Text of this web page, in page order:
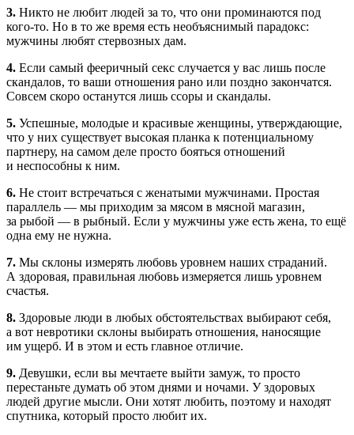
3. Никто не любит людей за то, что они проминаются под
кого-то. Но в то же время есть необъяснимый парадокс:
мужчины любят стервозных дам.
4. Если самый фееричный секс случается у вас лишь после
скандалов, то ваши отношения рано или поздно закончатся.
Совсем скоро останутся лишь ссоры и скандалы.
5. Успешные, молодые и красивые женщины, утверждающие,
что у них существует высокая планка к потенциальному
партнеру, на самом деле просто бояться отношений
и неспособны к ним.
6. Не стоит встречаться с женатыми мужчинами. Простая
параллель — мы приходим за мясом в мясной магазин,
за рыбой — в рыбный. Если у мужчины уже есть жена, то ещё
одна ему не нужна.
7. Мы склоны измерять любовь уровнем наших страданий.
А здоровая, правильная любовь измеряется лишь уровнем
счастья.
8. Здоровые люди в любых обстоятельствах выбирают себя,
а вот невротики склоны выбирать отношения, наносящие
им ущерб. И в этом и есть главное отличие.
9. Девушки, если вы мечтаете выйти замуж, то просто
перестаньте думать об этом днями и ночами. У здоровых
людей другие мысли. Они хотят любить, поэтому и находят
спутника, который просто любит их.